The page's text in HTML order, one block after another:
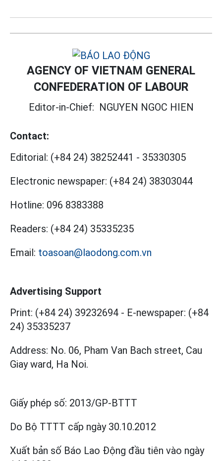
AGENCY OF VIETNAM GENERAL
CONFEDERATION OF LABOUR
Editor-in-Chief: NGUYEN NGOC HIEN
Contact:
Editorial: (+84 24) 38252441 - 35330305
Electronic newspaper: (+84 24) 38303044
Hotline: 096 8383388
Readers: (+84 24) 35335235
Email: toasoan@laodong.com.vn
Advertising Support
Print: (+84 24) 39232694 - E-newspaper: (+84
24) 35335237
Address: No. 06, Pham Van Bach street, Cau
Giay ward, Ha Noi.
Giấy phép số: 2013/GP-BTTT
Do Bộ TTTT cấp ngày 30.10.2012
Xuất bản số Báo Lao Động đầu tiên vào ngày